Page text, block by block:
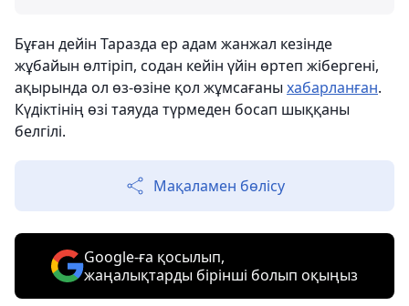
Бұған дейін Таразда ер адам жанжал кезінде
жұбайын өлтіріп, содан кейін үйін өртеп жібергені,
ақырында ол өз-өзіне қол жұмсағаны хабарланған.
Күдіктінің өзі таяуда түрмеден босап шыққаны
белгілі.
Мақаламен бөлісу
Google-ға қосылып,
жаңалықтарды бірінші болып оқыңыз